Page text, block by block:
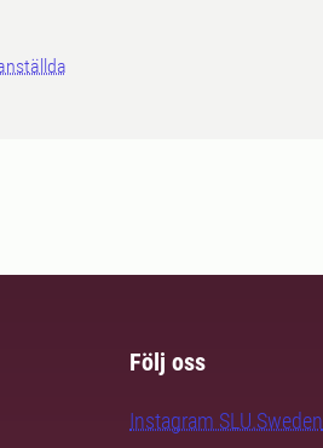
Följ oss
Instagram SLU.Sweden